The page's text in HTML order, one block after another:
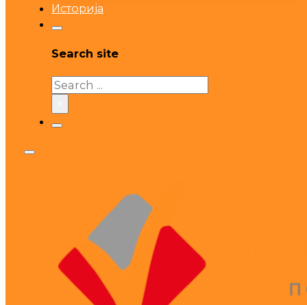
Историја
Search site
Search